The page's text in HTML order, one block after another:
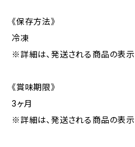
《保存方法》
冷凍
※詳細は、発送される商品の表示
《賞味期限》
3ヶ月
※詳細は、発送される商品の表